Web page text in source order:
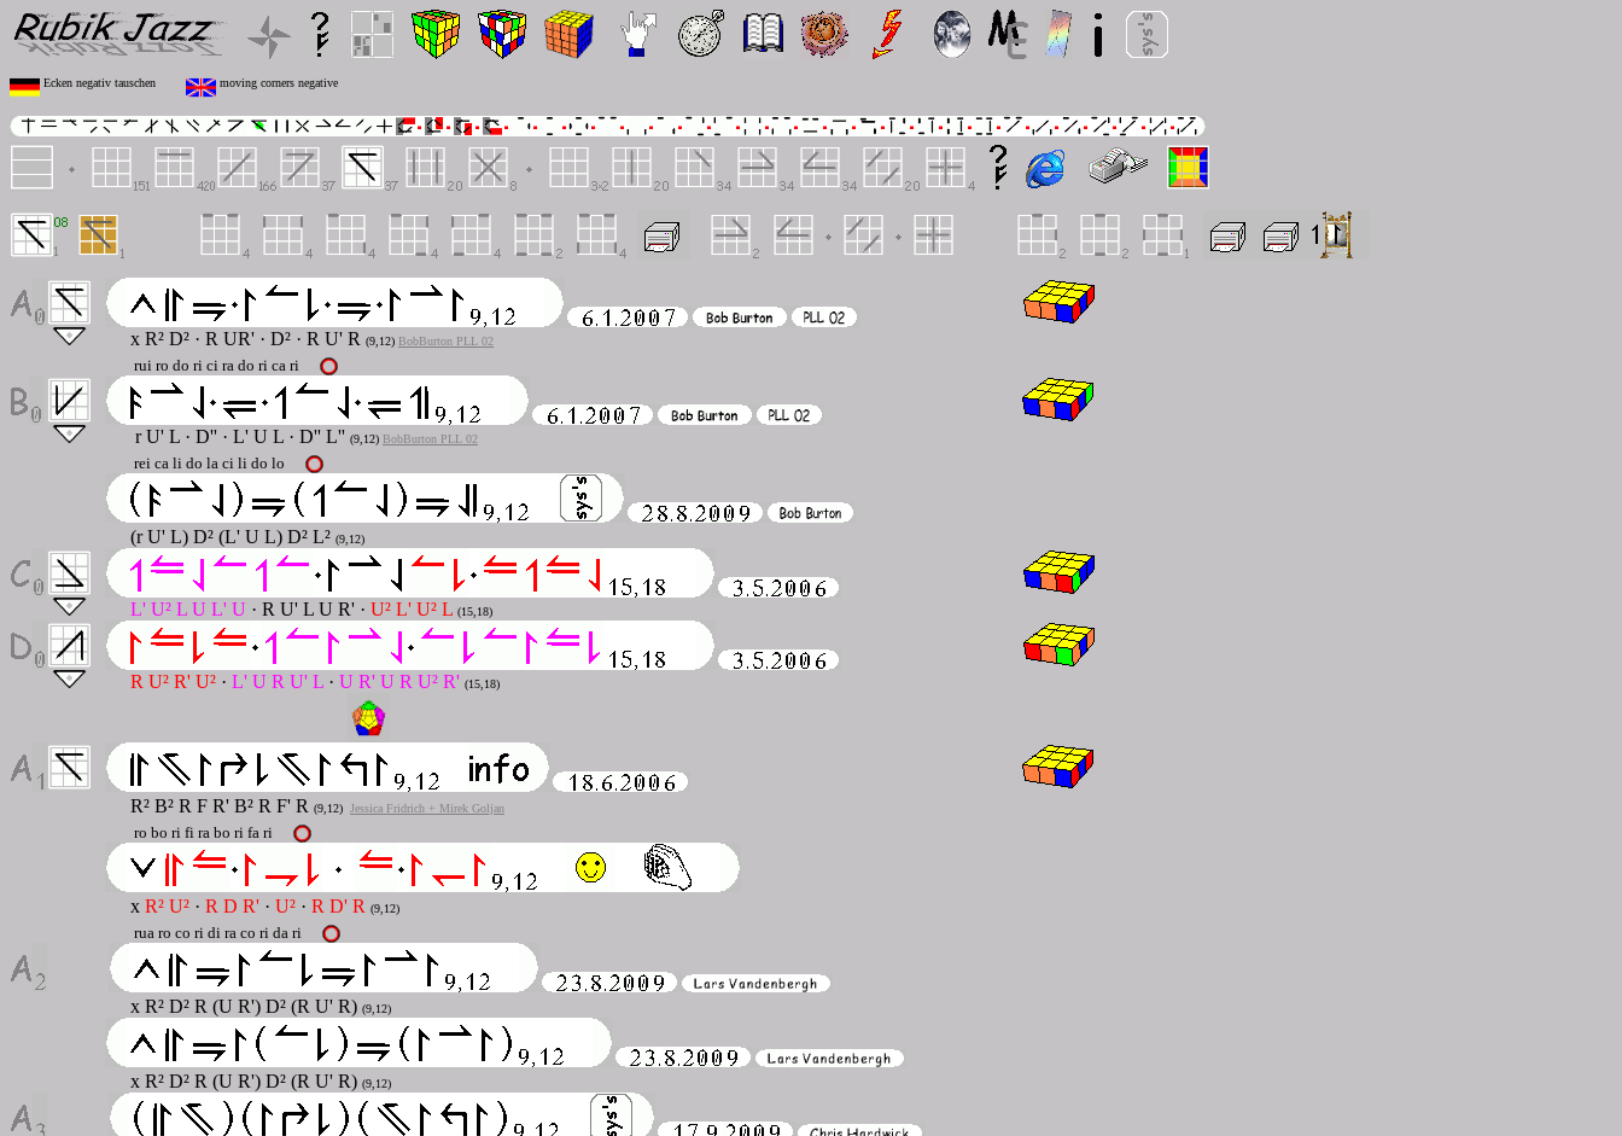
Ecken negativ tauschen moving corners negative
x R² D² · R UR' · D² · R U' R (9,12) BobBurton PLL 02
rui ro do ri ci ra do ri ca ri
r U' L · D'' · L' U L · D'' L'' (9,12) BobBurton PLL 02
rei ca li do la ci li do lo
(r U' L) D² (L' U L) D² L² (9,12)
L' U² L U L' U · R U' L U R' · U² L' U² L (15,18)
R U² R' U² · L' U R U' L · U R' U R U² R' (15,18)
R² B² R F R' B² R F' R (9,12) Jessica Fridrich + Mirek Goljan
ro bo ri fi ra bo ri fa ri
x R² U² · R D R' · U² · R D' R (9,12)
rua ro co ri di ra co ri da ri
x R² D² R (U R') D² (R U' R) (9,12)
x R² D² R (U R') D² (R U' R) (9,12)